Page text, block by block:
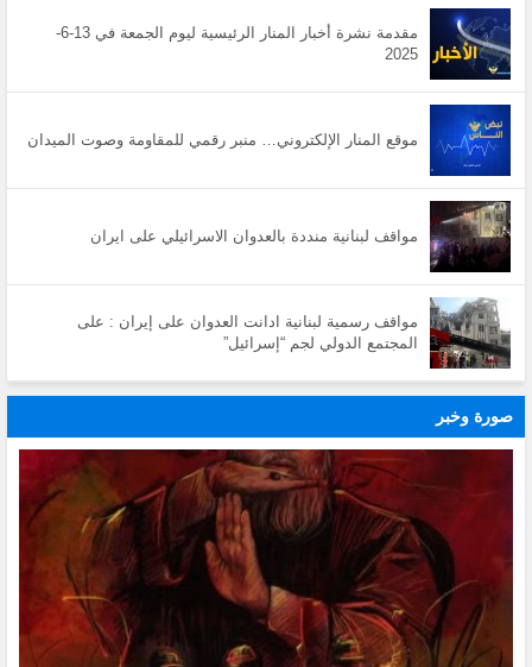
مقدمة نشرة أخبار المنار الرئيسية ليوم الجمعة في 13-6-
2025
موقع المنار الإلكتروني… منبر رقمي للمقاومة وصوت الميدان
مواقف لبنانية منددة بالعدوان الاسرائيلي على ايران
مواقف رسمية لبنانية ادانت العدوان على إيران : على
المجتمع الدولي لجم “إسرائيل”
صورة وخبر